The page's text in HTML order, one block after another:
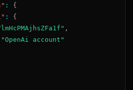
:
{
:
{
,
"OpenAi account"